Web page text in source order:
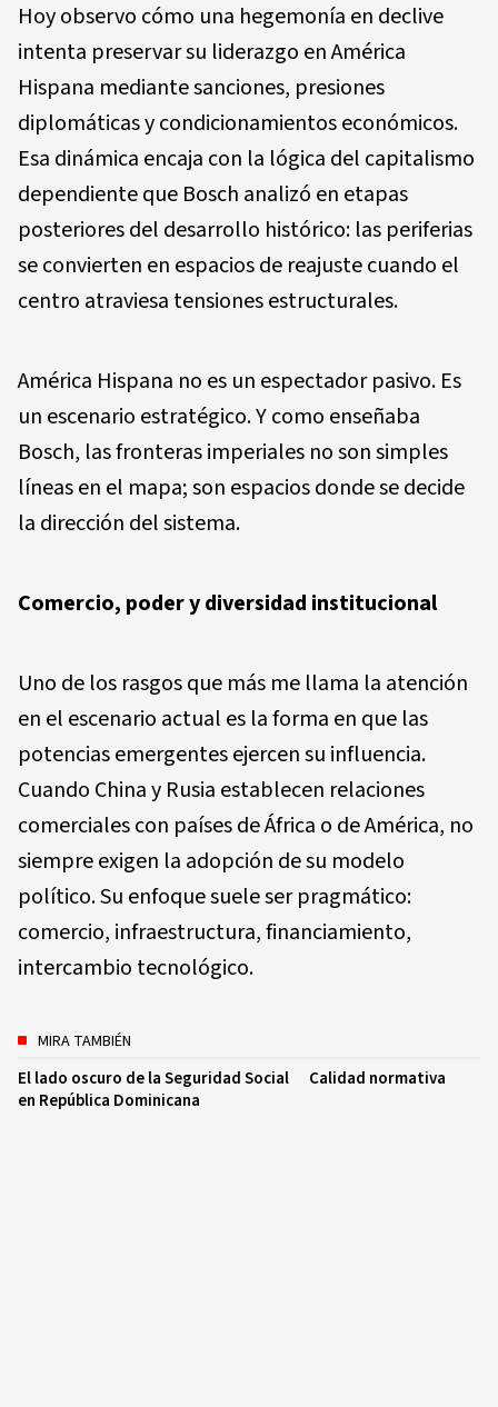
Hoy observo cómo una hegemonía en declive
intenta preservar su liderazgo en América
Hispana mediante sanciones, presiones
diplomáticas y condicionamientos económicos.
Esa dinámica encaja con la lógica del capitalismo
dependiente que Bosch analizó en etapas
posteriores del desarrollo histórico: las periferias
se convierten en espacios de reajuste cuando el
centro atraviesa tensiones estructurales.
América Hispana no es un espectador pasivo. Es
un escenario estratégico. Y como enseñaba
Bosch, las fronteras imperiales no son simples
líneas en el mapa; son espacios donde se decide
la dirección del sistema.
Comercio, poder y diversidad institucional
Uno de los rasgos que más me llama la atención
en el escenario actual es la forma en que las
potencias emergentes ejercen su influencia.
Cuando China y Rusia establecen relaciones
comerciales con países de África o de América, no
siempre exigen la adopción de su modelo
político. Su enfoque suele ser pragmático:
comercio, infraestructura, financiamiento,
intercambio tecnológico.
MIRA TAMBIÉN
El lado oscuro de la Seguridad Social
en República Dominicana
Calidad normativa